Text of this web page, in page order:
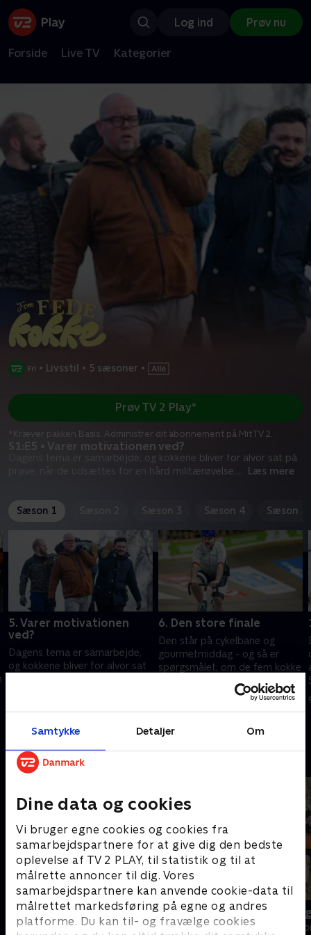
Samtykke Detaljer Om
Dine data og cookies
Vi bruger egne cookies og cookies fra
samarbejdspartnere for at give dig den bedste
oplevelse af TV 2 PLAY, til statistik og til at
målrette annoncer til dig. Vores
samarbejdspartnere kan anvende cookie-data til
målrettet markedsføring på egne og andres
platforme. Du kan til- og fravælge cookies
Log ind Prøv nu
Forside Live TV Kategorier
• Livsstil • 5 sæsoner •
S1:E5 • Varer motivationen ved?
Dagens tema er samarbejde, og kokkene bliver for alvor sat på
prøve, når de udsættes for en hård militærøvelse. ... Læs mere
Prøv TV 2 Play*
*Kræver pakken Basis. Administrer dit abonnement på Mit TV 2.
Sæson 1 Sæson 3 Sæson 4 Sæson 5
5. Varer motivationen
ved?
Dagens tema er samarbejde,
og kokkene bliver for alvor sat
25. februar 2020 • 40 min
6. Den store finale
Den står på cykelbane og
gourmetmiddag - og så er
spørgsmålet, om de fem kokke
sunde livsstil, de alle drømte
Andre så også
Tre sultne mænd
Livsstil • 1 sæsoner
Min
Livsstil • 3